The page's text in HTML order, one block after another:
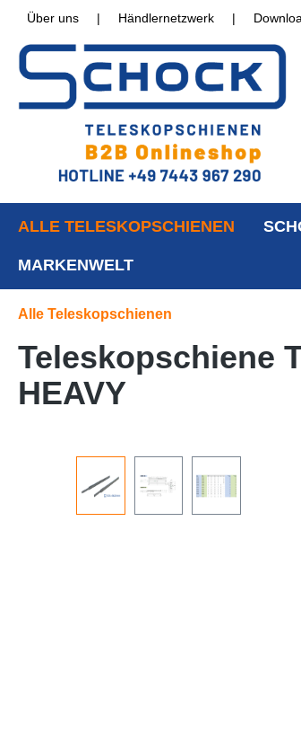
Über uns | Händlernetzwerk |
ALLE TELESKOPSCHIENEN
MARKENWELT
Alle Teleskopschienen
Teleskopschiene
HEAVY